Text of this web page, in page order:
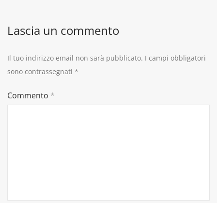
Lascia un commento
Il tuo indirizzo email non sarà pubblicato. I campi obbligatori
sono contrassegnati *
Commento *